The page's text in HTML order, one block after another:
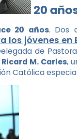
20
20 años. Dos
los jóvenes en
de
Ricard M. Carles,
Católica